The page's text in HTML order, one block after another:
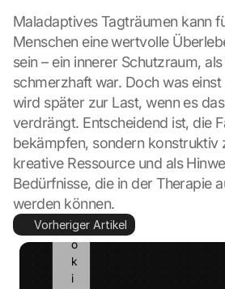
Maladaptives Tagträumen kann
Menschen eine wertvolle
sein – ein innerer Schutzraum,
schmerzhaft war. Doch was
wird später zur Last, wenn es
verdrängt. Entscheidend ist, die
bekämpfen, sondern konstruktiv
kreative Ressource und als
Bedürfnisse, die in der Therapie
werden können.
Vorheriger Artikel
t
o
G
o
g
l
e
a
d
c
o
o
k
i